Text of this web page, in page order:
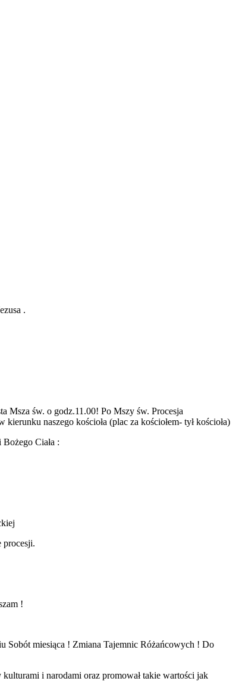
.
Msza św. o godz.11.00! Po Mszy św. Procesja
naszego kościoła (plac za kościołem- tył kościoła)
Ciała :
procesji.
!
Sobót miesiąca ! Zmiana Tajemnic Różańcowych ! Do
i narodami oraz promował takie wartości jak